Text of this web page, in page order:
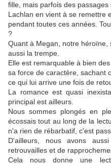
fille, mais parfois des passages
Lachlan en vient à se remettre
pendant toutes ces années.
?
Quant à Megan, notre héroïne,
aussi la trempe.
Elle est remarquable à bien
sa force de caractère, sachant
ce qui lui arrive une fois de
La romance est quasi
principal est ailleurs.
Nous sommes plongés en
écossais tout au long de la
n'a rien de rébarbatif, c'est
D'ailleurs, nous avons
retrouvailles et de
Cela nous donne une